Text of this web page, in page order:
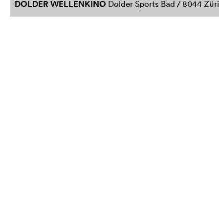
DOLDER WELLENKINO Dolder Sports Bad / 8044